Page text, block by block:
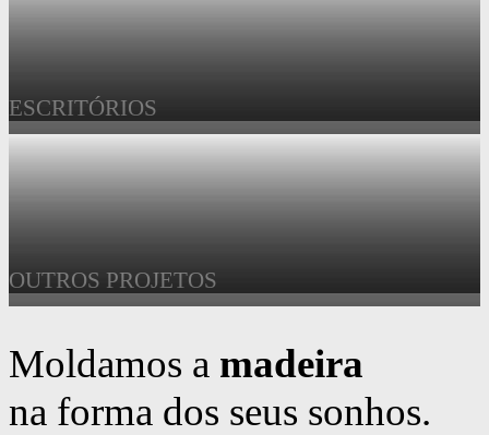
ESCRITÓRIOS
OUTROS PROJETOS
Moldamos a madeira
na forma dos seus sonhos.